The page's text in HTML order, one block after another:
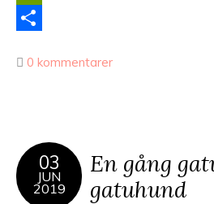
Link
PrintFriendly
0 kommentarer
03
JUN
2019
En gång
gatuhund